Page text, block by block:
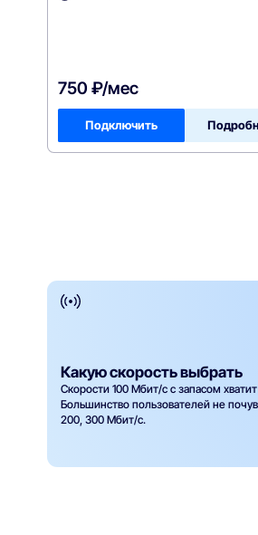
750 ₽/мес
Подключить
Какую скорость выбрать
Скорости 100 Мбит/с с запасом
Большинство пользователей не
200, 300 Мбит/с.